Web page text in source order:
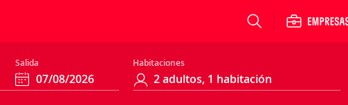
Salida Habitaciones